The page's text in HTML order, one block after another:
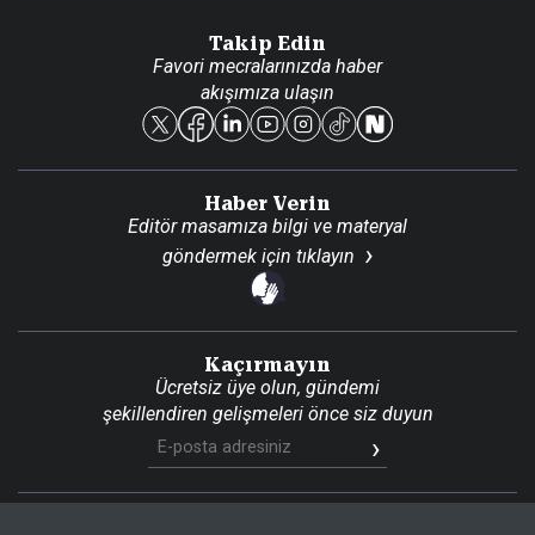
Reklam Ver
Takip Edin
Favori mecralarınızda haber
akışımıza ulaşın
Haber Verin
Editör masamıza bilgi ve materyal
göndermek için tıklayın
Kaçırmayın
Ücretsiz üye olun, gündemi
şekillendiren gelişmeleri önce siz duyun